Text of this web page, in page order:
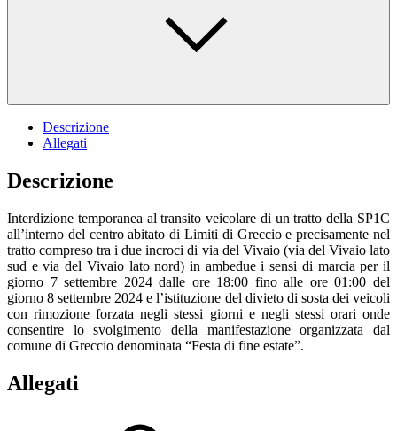
Descrizione
Allegati
Descrizione
Interdizione temporanea al transito veicolare di un tratto della SP1C
all’interno del centro abitato di Limiti di Greccio e precisamente nel
tratto compreso tra i due incroci di via del Vivaio (via del Vivaio lato
sud e via del Vivaio lato nord) in ambedue i sensi di marcia per il
giorno 7 settembre 2024 dalle ore 18:00 fino alle ore 01:00 del
giorno 8 settembre 2024 e l’istituzione del divieto di sosta dei veicoli
con rimozione forzata negli stessi giorni e negli stessi orari onde
consentire lo svolgimento della manifestazione organizzata dal
comune di Greccio denominata “Festa di fine estate”.
Allegati